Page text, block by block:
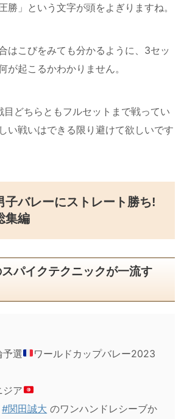
勝」という文字が頭をよぎりますね。
はこびをみても分かるように、3セッ
が起こるかわかりません。
目どちらともフルセットまで戦ってい
い戦いはできる限り避けて欲しいです
子バレーにストレート勝ち!
集編
パイクテクニックが一流す
予選 ワールドカップバレー2023
ジア
#関田誠大 のワンハンドレシーブか